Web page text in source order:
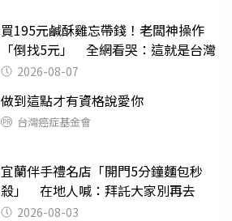
買195元鹹酥雞忘帶錢！老闆神操作
「倒找5元」 全網看哭：這就是台灣
2026-08-07
做到這點才有資格說愛你
台灣癌症基金會
宜蘭伴手禮名店「開門5分鐘麵包秒
殺」 在地人喊：拜託大家別再去
2026-08-03